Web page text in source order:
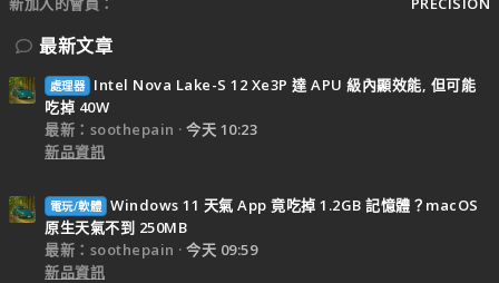
最新文章
處理器
Intel Nova Lake-S 12 Xe3P 達 APU 級內顯效能, 但可能
吃掉 40W
最新：soothepain
今天 10:23
新品資訊
電玩/軟體 Windows 11 天氣 App 竟吃掉 1.2GB 記憶體？macOS
原生天氣不到 250MB
最新：soothepain
今天 09:59
新品資訊